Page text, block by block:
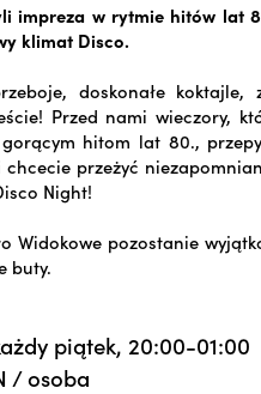
impreza w rytmie hitów lat
klimat Disco.
doskonałe
Przed nami wieczory,
gorącym hitom lat 80.,
chcecie przeżyć
Night!
Widokowe pozostanie
buty.
piątek, 20:00-01:00
/ osoba